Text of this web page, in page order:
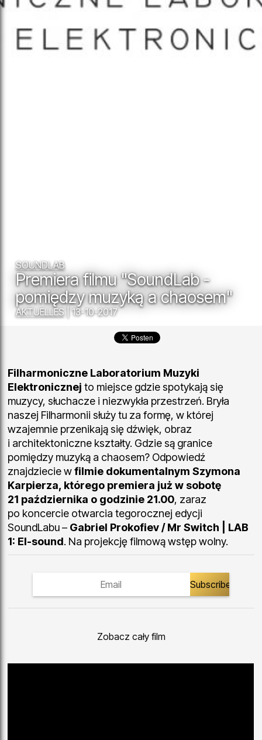
SOUNDLAB
Premiera filmu "SoundLab -
pomiędzy muzyką a chaosem"
AKTUELLES | 13-10-2017
Filharmoniczne Laboratorium Muzyki
Elektronicznej to miejsce gdzie spotykają się
muzycy, słuchacze i niezwykła przestrzeń. Bryła
naszej Filharmonii służy tu za formę, w której
wzajemnie przenikają się dźwięk, obraz
i architektoniczne kształty. Gdzie są granice
pomiędzy muzyką a chaosem? Odpowiedź
znajdziecie wfilmie dokumentalnym Szymona
Karpierza, którego premiera już w sobotę
21 października o godzinie 21.00, zaraz
po koncercie otwarcia tegorocznej edycji
SoundLabu – Gabriel Prokofiev / Mr Switch | LAB
1: El-sound. Na projekcję filmową wstęp wolny.
Zobacz cały film